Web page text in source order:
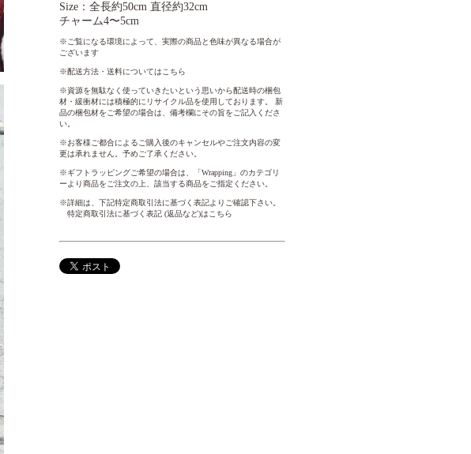
Size：全長約50cm 直径約32cm
チャーム4〜5cm
※ご覧になる環境によって、実際の商品と色味が異なる場合が
ございます
※配送方法・送料についてはこちら
※資源を無駄なく使っていきたいという思いから配送時の梱包
材・緩衝材には積極的にリサイクル品を使用しております。 新
品の梱包材をご希望の場合は、備考欄にその旨をご記入くださ
い。
※お客様ご都合によるご購入後のキャンセルやご注文内容の変
更は承れません。予めご了承ください。
※ギフトラッピングご希望の場合は、「Wrapping」のカテゴリ
ーより商品をご注文の上、該当する商品をご指定ください。
※詳細は、下記特定商取引法に基づく表記よりご確認下さい。
特定商取引法に基づく表記 (返品など)はこちら